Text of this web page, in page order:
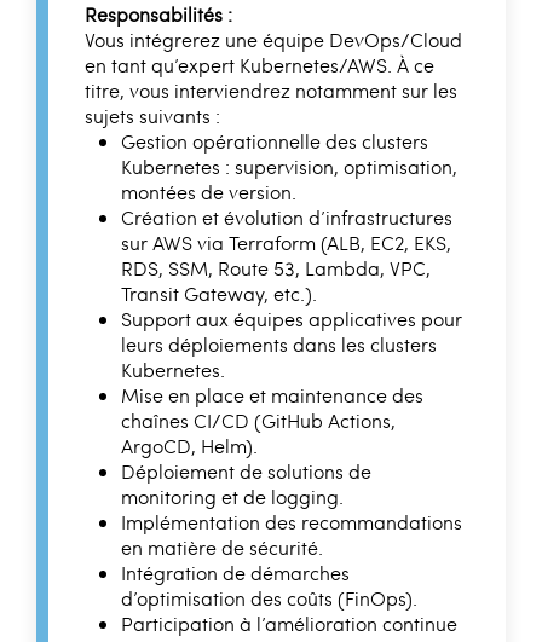
Responsabilités :
Vous intégrerez une équipe DevOps/Cloud
en tant qu’expert Kubernetes/AWS. À ce
titre, vous interviendrez notamment sur les
sujets suivants :
Gestion opérationnelle des clusters
Kubernetes : supervision, optimisation,
montées de version.
Création et évolution d’infrastructures
sur AWS via Terraform (ALB, EC2, EKS,
RDS, SSM, Route 53, Lambda, VPC,
Transit Gateway, etc.).
Support aux équipes applicatives pour
leurs déploiements dans les clusters
Kubernetes.
Mise en place et maintenance des
chaînes CI/CD (GitHub Actions,
ArgoCD, Helm).
Déploiement de solutions de
monitoring et de logging.
Implémentation des recommandations
en matière de sécurité.
Intégration de démarches
d’optimisation des coûts (FinOps).
Participation à l’amélioration continue